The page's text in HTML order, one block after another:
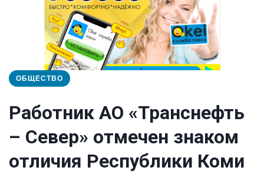
ОБЩЕСТВО
Работник АО «Транснефть
– Север» отмечен знаком
отличия Республики Коми